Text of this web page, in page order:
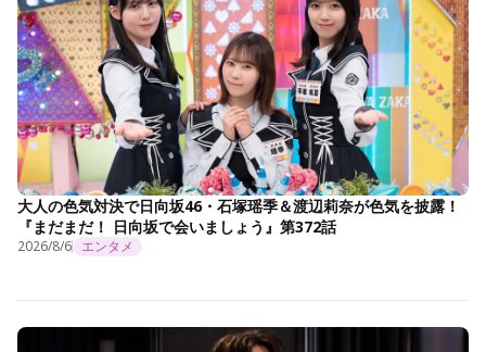
大人の色気対決で日向坂46・石塚瑶季＆渡辺莉奈が色気を披露！
『まだまだ！ 日向坂で会いましょう』第372話
2026/8/6 エンタメ